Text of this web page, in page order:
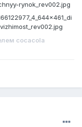
rynok_rev002.jpg
cocacola